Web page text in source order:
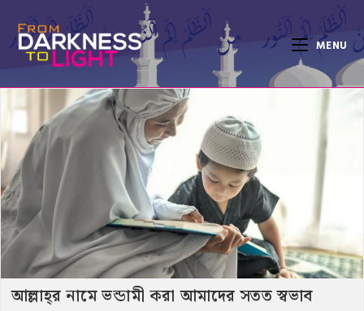
content
MENU
আল্লাহ্‌র নামে ভন্ডামী করা আমাদের সতত স্বভাব